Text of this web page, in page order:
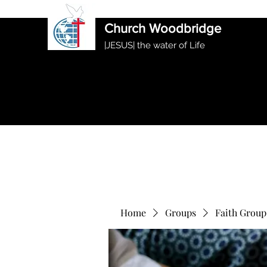
Church Woodbridge
|JESUS| the water of Life
Home Groups Faith Group